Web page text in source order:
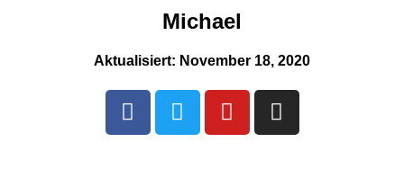
Michael
Aktualisiert: November 18, 2020